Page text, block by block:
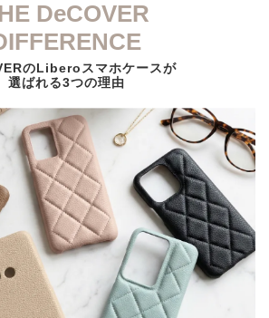
DeCOVER
のLiberoスマホケースが
選ばれる3つの理由